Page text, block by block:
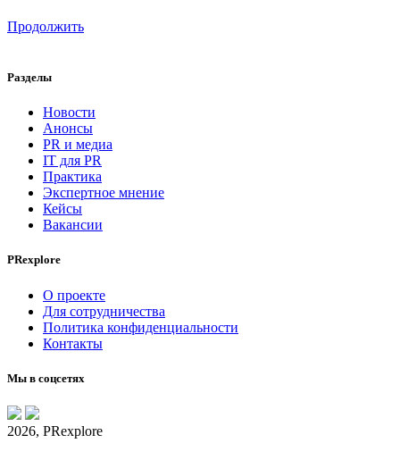
Продолжить
Разделы
Новости
Анонсы
PR и медиа
IT для PR
Практика
Экспертное мнение
Кейсы
Вакансии
PRexplore
О проекте
Для сотрудничества
Политика конфиденциальности
Контакты
Мы в соцсетях
2026, PRexplore